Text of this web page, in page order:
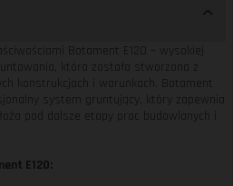
Botament E120 – wysokiej
która została stworzona z
konstrukcjach i warunkach. Botament
system gruntujący, który zapewnia
pod dalsze etapy prac budowlanych i
E120: